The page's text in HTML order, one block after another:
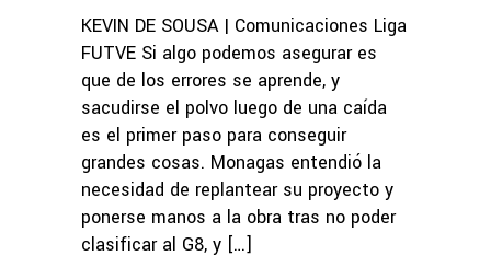
KEVIN DE SOUSA | Comunicaciones Liga
FUTVE Si algo podemos asegurar es
que de los errores se aprende, y
sacudirse el polvo luego de una caída
es el primer paso para conseguir
grandes cosas. Monagas entendió la
necesidad de replantear su proyecto y
ponerse manos a la obra tras no poder
clasificar al G8, y […]